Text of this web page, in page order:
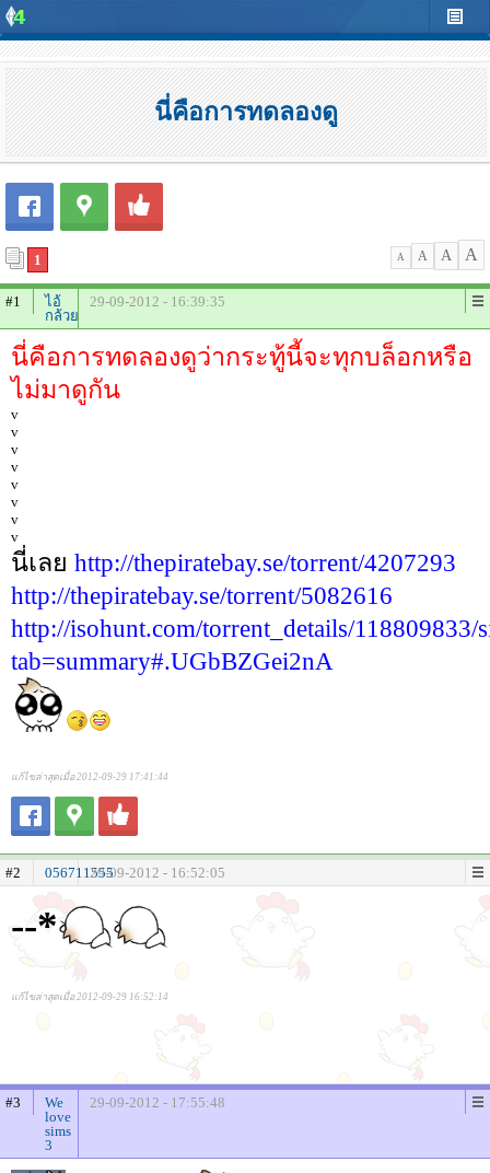
นี่คือการทดลองดู
1 A A A A
#1
ไอ้
กล้วย
29-09-2012 - 16:39:35
นี่คือการทดลองดูว่ากระทู้นี้จะทุกบล็อกหรือ
ไม่มาดูกัน
v
v
v
v
v
v
v
v
นี่เลย http://thepiratebay.se/torrent/4207293
http://thepiratebay.se/torrent/5082616
http://isohunt.com/torrent_details/118809833/
tab=summary#.UGbBZGei2nA
แก้ไขล่าสุดเมื่อ 2012-09-29 17:41:44
#2 05671155529-09-2012 - 16:52:05
--*
แก้ไขล่าสุดเมื่อ 2012-09-29 16:52:14
#3
We
love
sims
3
29-09-2012 - 17:55:48